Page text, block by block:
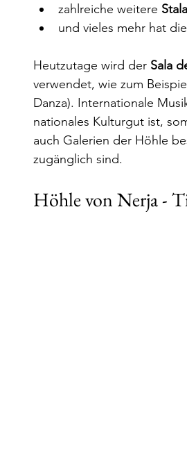
zahlreiche weitere
und vieles mehr hat
Heutzutage wird der Sala
verwendet, wie zum
Danza). Internationale
nationales Kulturgut ist,
auch Galerien der Höhle
zugänglich sind.
Höhle von Nerja -